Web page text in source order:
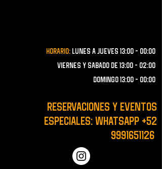
Horario: lunes a JUEVES 13:00 - 00:00
VIERNES Y SABADO de 13:00 - 02:00
domingo 13:00 - 00:00
RESERVACIONES y EVENTOS
ESPECIALES: WHATSAPP +52
9991651126